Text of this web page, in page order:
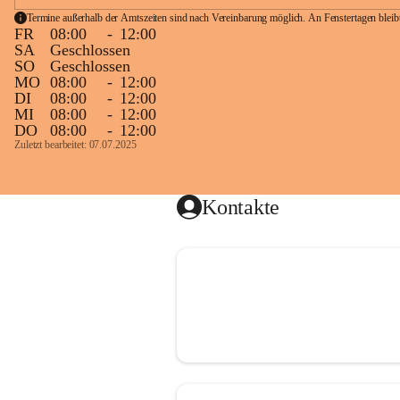
Termine außerhalb der Amtszeiten sind nach Vereinbarung möglich. An Fenstertagen
FR 08:00 - 12:00
SA
Geschlossen
SO
Geschlossen
MO 08:00 - 12:00
DI
08:00 - 12:00
MI
08:00 - 12:00
DO
08:00 - 12:00
Zuletzt bearbeitet: 07.07.2025
Kontakte